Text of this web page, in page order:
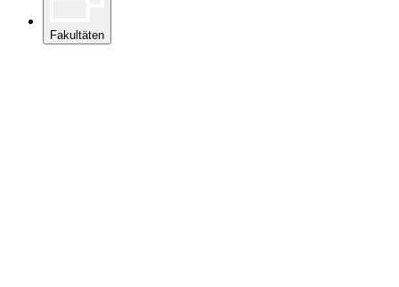
Fakultäten